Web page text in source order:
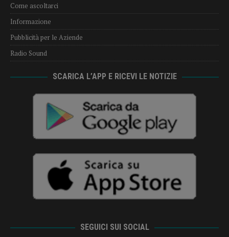
Come ascoltarci
Informazione
Pubblicità per le Aziende
Radio Sound
SCARICA L’APP E RICEVI LE NOTIZIE
SEGUICI SUI SOCIAL